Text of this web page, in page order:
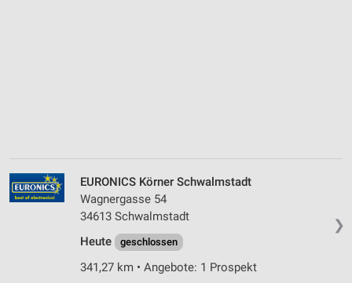
❯
EURONICS Körner Schwalmstadt
Wagnergasse 54
34613 Schwalmstadt
Heute
geschlossen
341,27 km • Angebote: 1 Prospekt